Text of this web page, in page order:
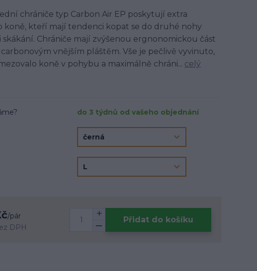
chrániče typ Carbon Air EP poskytují extra
koně, kteří mají tendenci kopat se do druhé nohy
skákání. Chrániče mají zvýšenou ergnonomickou část
vnějším pláštěm. Vše je pečlivě vyvinuto,
koně v pohybu a maximálně chráni... celý
do 3 týdnů od vašeho objednání
/pár
DPH
Přidat do košíku